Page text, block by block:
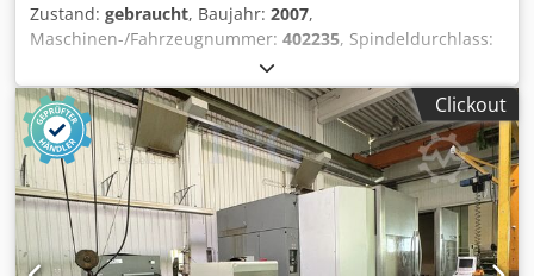
Zustand: gebraucht, Baujahr: 2007,
Maschinen-/Fahrzeugnummer: 402235, Spindeldurchlass:
36 mm, Spindeldrehzahl max.: 7.000 U/min. C-Achse, 1
Revolverkopf X-/Z-Achse, 7-fach + Synchronspindel,
angetriebene Werkzeuge, 1 Werkzeugrevolver X-/Z-Achse,
6-fach, angetriebene Werkzeuge, Steuerung INDEX C 200-4
D, Rückseitenbearbeitung, Werkstückabnahme,
Transportband, Späneförderer, Stangenlader MBL
52/3200, Bohremulsion/Schmierstoffe müssen vom Kunden
fachgerecht abgesaugt und entsorgt werden. Codezqy U
Topfx Aizjrf
Clickout